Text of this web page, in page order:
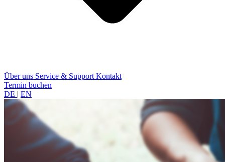
Über uns Service & SupportKontakt
Termin buchen
DE | EN